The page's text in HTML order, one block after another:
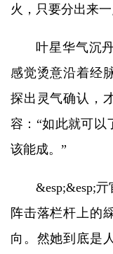
火，只要分出来
叶星华气沉
感觉烫意沿着经
探出灵气确认，
容：“如此就可以
该能成。”
&esp;&esp;
阵击落栏杆上的
向。然她到底是